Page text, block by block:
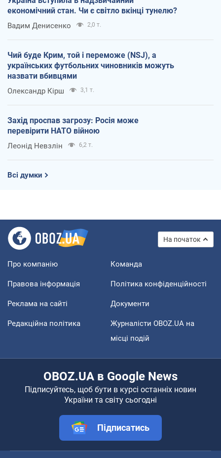
економічний стан. Чи є світло вкінці тунелю?
Вадим Денисенко 2,0 т.
Чий буде Крим, той і переможе (NSJ), а
українських футбольних чиновників можуть
назвати вбивцями
Олександр Кірш 3,1 т.
Захід проспав загрозу: Росія може
перевірити НАТО війною
Леонід Невзлін 6,2 т.
Всі думки
На початок
Про компанію Команда
Правова інформація Політика конфіденційності
Реклама на сайті Документи
Редакційна політика
Журналісти OBOZ.UA на
місці подій
OBOZ.UA в Google News
Підписуйтесь, щоб бути в курсі останніх новин
України та світу сьогодні
Підписатись